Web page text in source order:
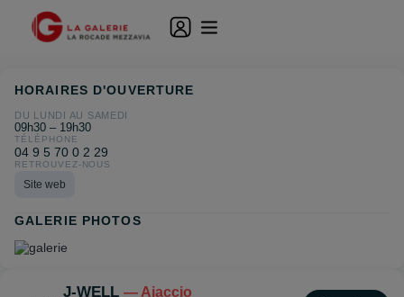
J-WELL — Ajaccio
HORAIRES D'OUVERTURE
DU LUNDI AU SAMEDI
09h30 – 19h30
TÉLÉPHONE
04 9 5 70 0 2 29
RETROUVEZ-NOUS
Site web
GALERIE PHOTOS